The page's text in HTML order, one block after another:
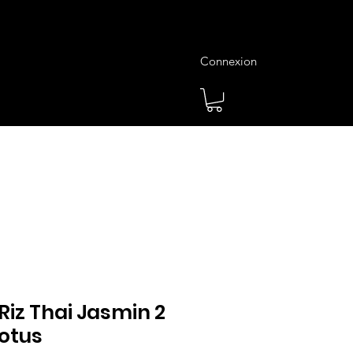
Connexion
Thai Jasmin 2